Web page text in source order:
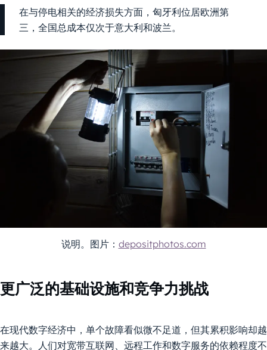
在与停电相关的经济损失方面，匈牙利位居欧洲第
三，全国总成本仅次于意大利和波兰。
说明。图片： depositphotos.com
更广泛的基础设施和竞争力挑战
在现代数字经济中，单个故障看似微不足道，但其累积影响却越
来越大。人们对宽带互联网、远程工作和数字服务的依赖程度不